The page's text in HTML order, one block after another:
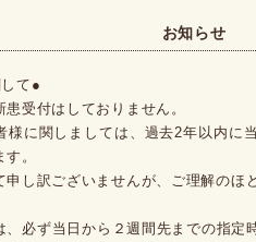
お知らせ
て●
受付はしておりません。
様に関しましては、過去2年以内に
。
申し訳ございませんが、ご理解のほ
、必ず当日から２週間先までの指定